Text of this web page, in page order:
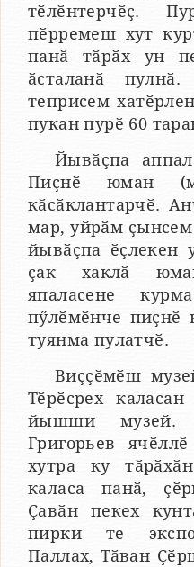
тӗлӗнтерчӗҫ.
пӗрремеш хут
панӑ тӑрӑх ун
ӑсталанӑ
теприсем
пукан пурӗ 60
Йывӑҫпа
Пиҫнӗ юман
кӑсӑклантарчӗ.
мар, уйрӑм ҫынсем
йывӑҫпа ӗҫлекен
ҫак хаклӑ
япаласене
пӳлӗмӗнче пиҫнӗ
туянма пулатчӗ.
Виҫҫӗмӗш
Тӗрӗсрех
йышши музей.
Григорьев
хутра ку
каласа панӑ,
Ҫавӑн пекех
пирки те
Паллах, Тӑван